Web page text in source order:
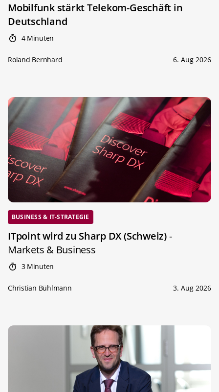
Mobilfunk stärkt Telekom-Geschäft in
Deutschland
4 Minuten
Roland Bernhard 6. Aug 2026
BUSINESS & IT-STRATEGIE
ITpoint wird zu Sharp DX (Schweiz)-
Markets & Business
3 Minuten
Christian Bühlmann 3. Aug 2026